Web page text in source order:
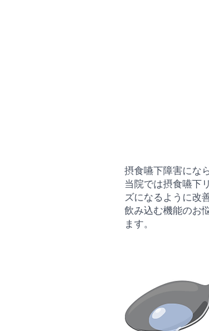
摂食嚥下障害にな
当院では摂食嚥下
ズになるように改
飲み込む機能のお
ます。